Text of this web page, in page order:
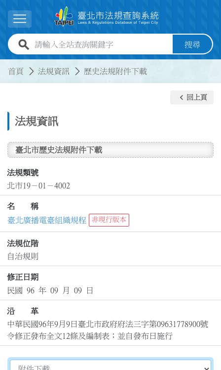
展開選單
全站查詢關鍵字欄位 搜尋
首頁 法規資訊 歷史法規附件下載
法規資訊
keyboard_arrow_left 回上頁
臺北市歷史法規附件下載
法規類號
北市19－01－4002
名 稱
臺北廣播電臺組織規程
非現行版本
法規位階
自治規則
修正日期
民國 96 年 09 月 09 日
沿 革
中華民國96年9月9日臺北市政府府法三字第09631778900號
令修正發布全文12條及編制表；並自發布日施行
切換選擇法規資訊內容